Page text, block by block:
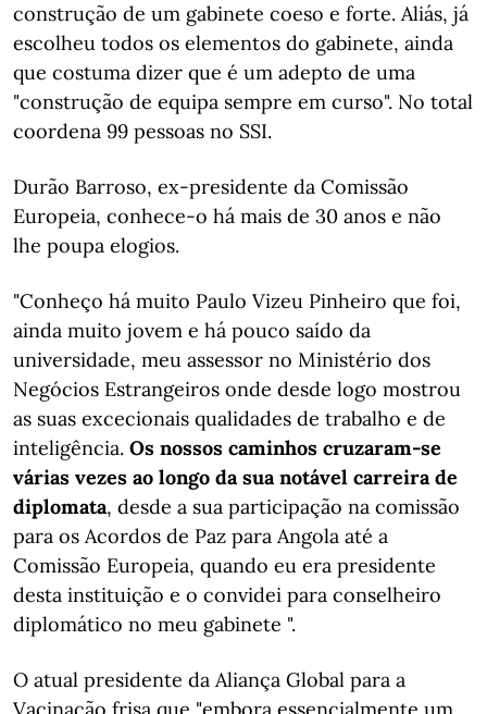
construção de um gabinete coeso e forte. Aliás, já
escolheu todos os elementos do gabinete, ainda
que costuma dizer que é um adepto de uma
"construção de equipa sempre em curso". No total
coordena 99 pessoas no SSI.
Durão Barroso, ex-presidente da Comissão
Europeia, conhece-o há mais de 30 anos e não
lhe poupa elogios.
"Conheço há muito Paulo Vizeu Pinheiro que foi,
ainda muito jovem e há pouco saído da
universidade, meu assessor no Ministério dos
Negócios Estrangeiros onde desde logo mostrou
as suas excecionais qualidades de trabalho e de
inteligência. Os nossos caminhos cruzaram-se
várias vezes ao longo da sua notável carreira de
diplomata, desde a sua participação na comissão
para os Acordos de Paz para Angola até a
Comissão Europeia, quando eu era presidente
desta instituição e o convidei para conselheiro
diplomático no meu gabinete ".
O atual presidente da Aliança Global para a